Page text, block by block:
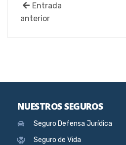
Entrada
anterior
NUESTROS SEGUROS
Seguro Defensa Jurídica
Seguro de Vida